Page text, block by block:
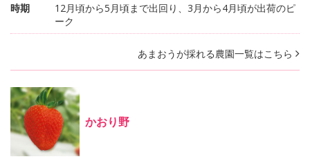
時期
12月頃から5月頃まで出回り、3月から4月頃が出荷のピ
ーク
あまおうが採れる農園一覧はこちら
かおり野